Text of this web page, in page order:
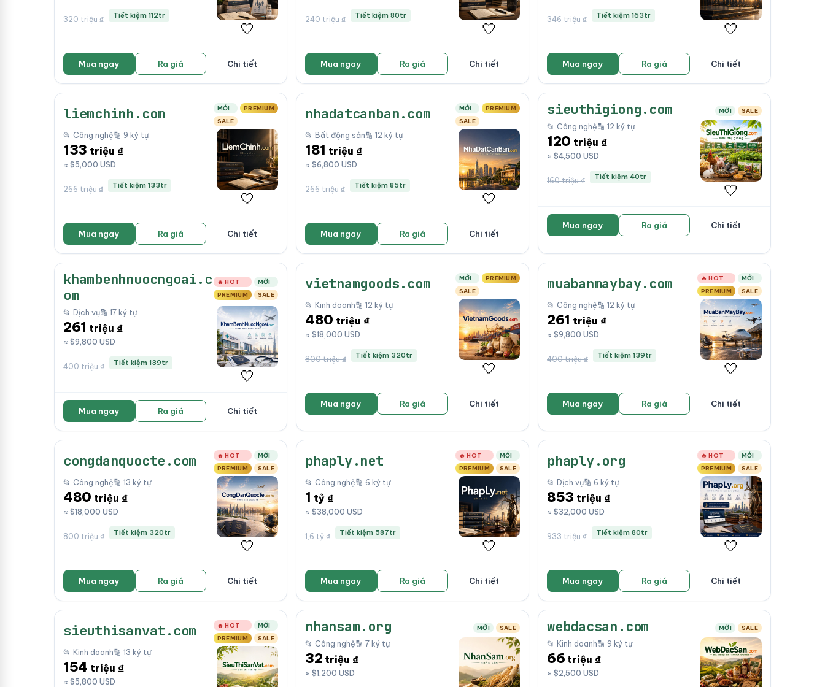
320 triệu ₫ Tiết kiệm 112tr
🤍
Mua ngay Ra giá Chi tiết
240 triệu ₫ Tiết kiệm 80tr
🤍
Mua ngay Ra giá Chi tiết
346 triệu ₫ Tiết kiệm 163tr
🤍
Mua ngay Ra giá Chi tiết
liemchinh.com MỚI
PREMIUM
SALE
📂 Công nghệ🔡 9 ký tự
133 triệu ₫
≈ $5,000 USD
266 triệu ₫ Tiết kiệm 133tr
🤍
Mua ngay Ra giá Chi tiết
nhadatcanban.com MỚI
PREMIUM
SALE
📂 Bất động sản🔡 12 ký tự
181 triệu ₫
≈ $6,800 USD
266 triệu ₫ Tiết kiệm 85tr
🤍
Mua ngay Ra giá Chi tiết
sieuthigiong.com MỚI SALE
📂 Công nghệ🔡 12 ký tự
120 triệu ₫
≈ $4,500 USD
160 triệu ₫ Tiết kiệm 40tr
🤍
Mua ngay Ra giá Chi tiết
khambenhnuocngoai.c
om
🔥 HOT
MỚI
PREMIUM
SALE
📂 Dịch vụ🔡 17 ký tự
261 triệu ₫
≈ $9,800 USD
400 triệu ₫ Tiết kiệm 139tr
🤍
Mua ngay Ra giá Chi tiết
vietnamgoods.com MỚI
PREMIUM
SALE
📂 Kinh doanh🔡 12 ký tự
480 triệu ₫
≈ $18,000 USD
800 triệu ₫ Tiết kiệm 320tr
🤍
Mua ngay Ra giá Chi tiết
muabanmaybay.com 🔥 HOT
MỚI
PREMIUM
SALE
📂 Công nghệ🔡 12 ký tự
261 triệu ₫
≈ $9,800 USD
400 triệu ₫ Tiết kiệm 139tr
🤍
Mua ngay Ra giá Chi tiết
congdanquocte.com 🔥 HOT
MỚI
PREMIUM
SALE
📂 Công nghệ🔡 13 ký tự
480 triệu ₫
≈ $18,000 USD
800 triệu ₫ Tiết kiệm 320tr
🤍
Mua ngay Ra giá Chi tiết
phaply.net 🔥 HOT
MỚI
PREMIUM
SALE
📂 Công nghệ🔡 6 ký tự
1 tỷ ₫
≈ $38,000 USD
1,6 tỷ ₫ Tiết kiệm 587tr
🤍
Mua ngay Ra giá Chi tiết
phaply.org 🔥 HOT
MỚI
PREMIUM
SALE
📂 Dịch vụ🔡 6 ký tự
853 triệu ₫
≈ $32,000 USD
933 triệu ₫ Tiết kiệm 80tr
🤍
Mua ngay Ra giá Chi tiết
sieuthisanvat.com 🔥 HOT
MỚI
PREMIUM
SALE
📂 Kinh doanh🔡 13 ký tự
154 triệu ₫
≈ $5,800 USD
nhansam.org MỚI SALE
📂 Công nghệ🔡 7 ký tự
32 triệu ₫
≈ $1,200 USD
webdacsan.com MỚI SALE
📂 Kinh doanh🔡 9 ký tự
66 triệu ₫
≈ $2,500 USD